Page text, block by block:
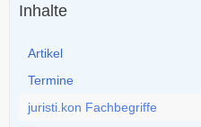
Inhalte
Artikel
Termine
juristi.kon Fachbegriffe